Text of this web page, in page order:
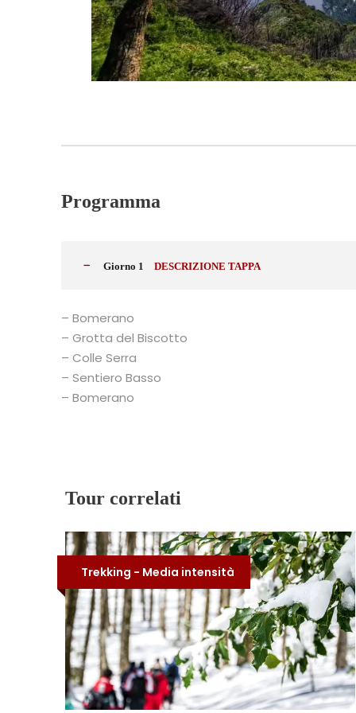
Programma
Giorno 1 DESCRIZIONE TAPPA
– Bomerano
– Grotta del Biscotto
– Colle Serra
– Sentiero Basso
– Bomerano
Tour correlati
Trekking - Media intensità